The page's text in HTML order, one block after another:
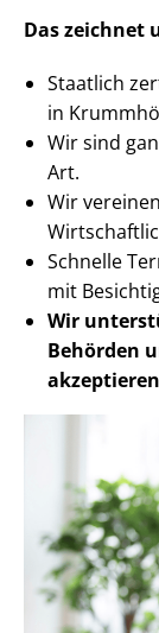
Das zeichnet
Staatlich
in
Wir sind
Art.
Wir
Schnelle
mit
Wir
Behörden
akzeptieren